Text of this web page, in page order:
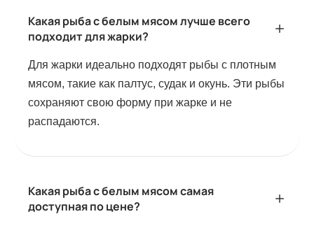
Какая рыба с белым мясом лучше всего
подходит для жарки?
Для жарки идеально подходят рыбы с плотным
мясом, такие как палтус, судак и окунь. Эти рыбы
сохраняют свою форму при жарке и не
распадаются.
Какая рыба с белым мясом самая
доступная по цене?